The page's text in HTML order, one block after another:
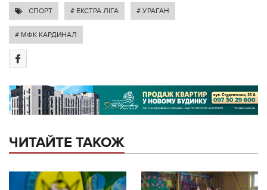
СПОРТ # ЕКСТРА ЛІГА # УРАГАН
# МФК КАРДИНАЛ
ЧИТАЙТЕ ТАКОЖ